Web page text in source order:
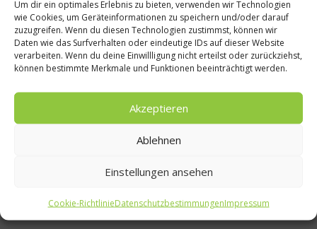
Um dir ein optimales Erlebnis zu bieten, verwenden wir Technologien
wie Cookies, um Geräteinformationen zu speichern und/oder darauf
zuzugreifen. Wenn du diesen Technologien zustimmst, können wir
Daten wie das Surfverhalten oder eindeutige IDs auf dieser Website
verarbeiten. Wenn du deine Einwillligung nicht erteilst oder zurückziehst,
können bestimmte Merkmale und Funktionen beeinträchtigt werden.
Akzeptieren
Ablehnen
Einstellungen ansehen
Cookie-RichtlinieDatenschutzbestimmungenImpressum
Ähnliche Beiträge
Spitzenkoch Jan Hartwig-
Das Rezept für Polvito
9. Juli 2025